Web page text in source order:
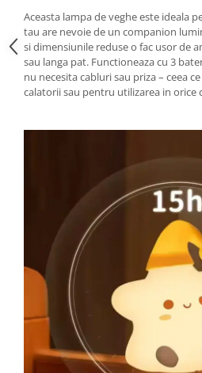
Aceasta lampa de veghe este ideala
tau are nevoie de un companion
si dimensiunile reduse o fac usor de
sau langa pat. Functioneaza cu 3
nu necesita cabluri sau priza – ceea
calatorii sau pentru utilizarea in orice